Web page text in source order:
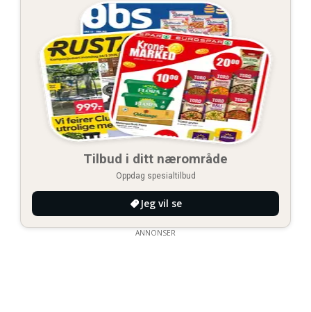
Tilbud i ditt nærområde
Oppdag spesialtilbud
Jeg vil se
ANNONSER